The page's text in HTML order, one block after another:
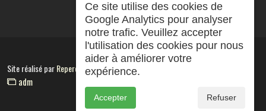
Site réalisé parRepereCom
adm
Ce site utilise des cookies de
Google Analytics pour analyser
notre trafic. Veuillez accepter
l'utilisation des cookies pour nous
aider à améliorer votre
expérience.
Accepter Refuser